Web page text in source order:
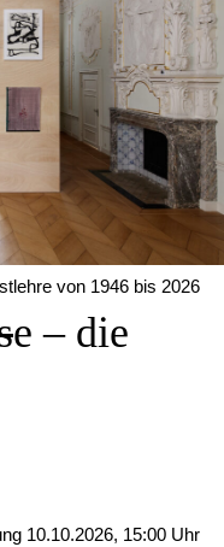
von 1946 bis 2026
e – die
10.10.2026, 15:00 Uhr